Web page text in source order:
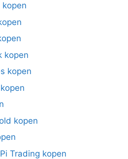
kopen
kopen
kopen
Trading kopen